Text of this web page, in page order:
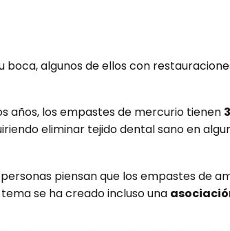
algunos de ellos con
años, los empastes de mercurio tienen
eliminar tejido dental sano en
piensan que los empastes de
se ha creado incluso una